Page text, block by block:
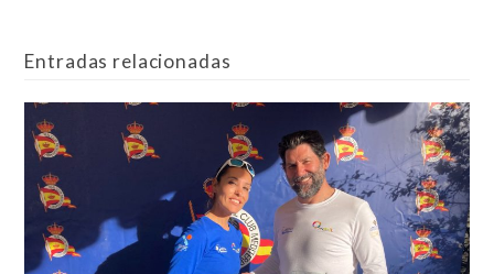
Entradas relacionadas